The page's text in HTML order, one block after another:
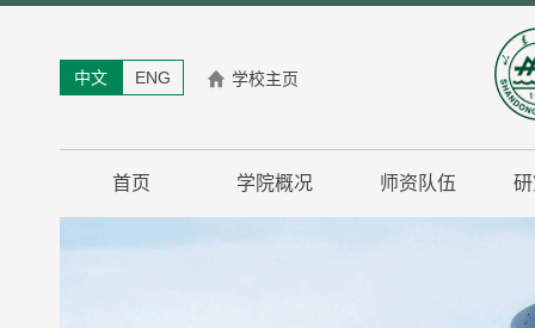
中文 ENG 学校主页
首页 学院概况 师资队伍